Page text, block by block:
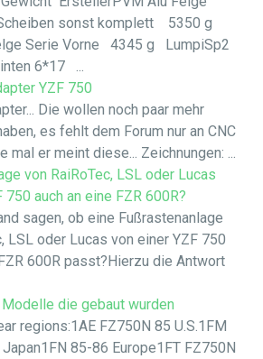
sonst komplett 5350 g
Serie Vorne 4345 g LumpiSp2
6*17 ...
YZF 750
Die wollen noch paar mehr
es fehlt dem Forum nur an CNC
mal er meint diese... Zeichnungen: ...
von RaiRoTec, LSL oder Lucas
750 auch an eine FZR 600R?
sagen, ob eine Fußrastenanlage
LSL oder Lucas von einer YZF 750
600R passt?Hierzu die Antwort
die gebaut wurden
regions:1AE FZ750N 85 U.S.1FM
85-86 Europe1FT FZ750N